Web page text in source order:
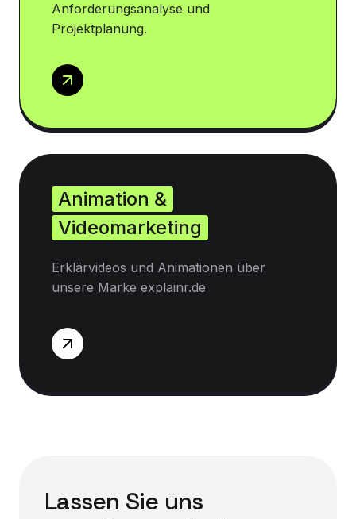
Anforderungsanalyse und
Projektplanung.
Animation &
Videomarketing
Erklärvideos und Animationen über
unsere Marke explainr.de
Lassen Sie uns